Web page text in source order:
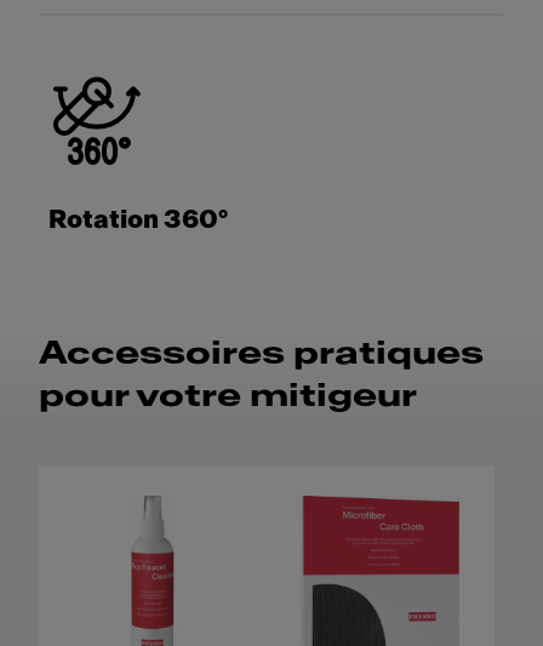
Rotation 360°
Accessoires pratiques
pour votre mitigeur